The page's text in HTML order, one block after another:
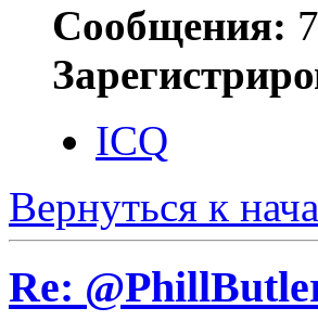
Сообщения:
ICQ
Вернуться к
Re: